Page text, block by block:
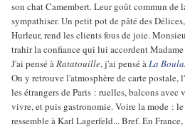
son chat Camembert. Leur goût commun de
sympathiser. Un petit pot de pâté des
Hurleur, rend les clients fous de joie.
trahir la confiance qui lui accordent Madame
J'ai pensé àRatatouille, j'ai pensé àLa
On y retrouve l'atmosphère de carte postale,
les étrangers de Paris : ruelles, balcons avec
vivre, et puis gastronomie. Voire la mode :
ressemble à Karl Lagerfeld... Bref. En